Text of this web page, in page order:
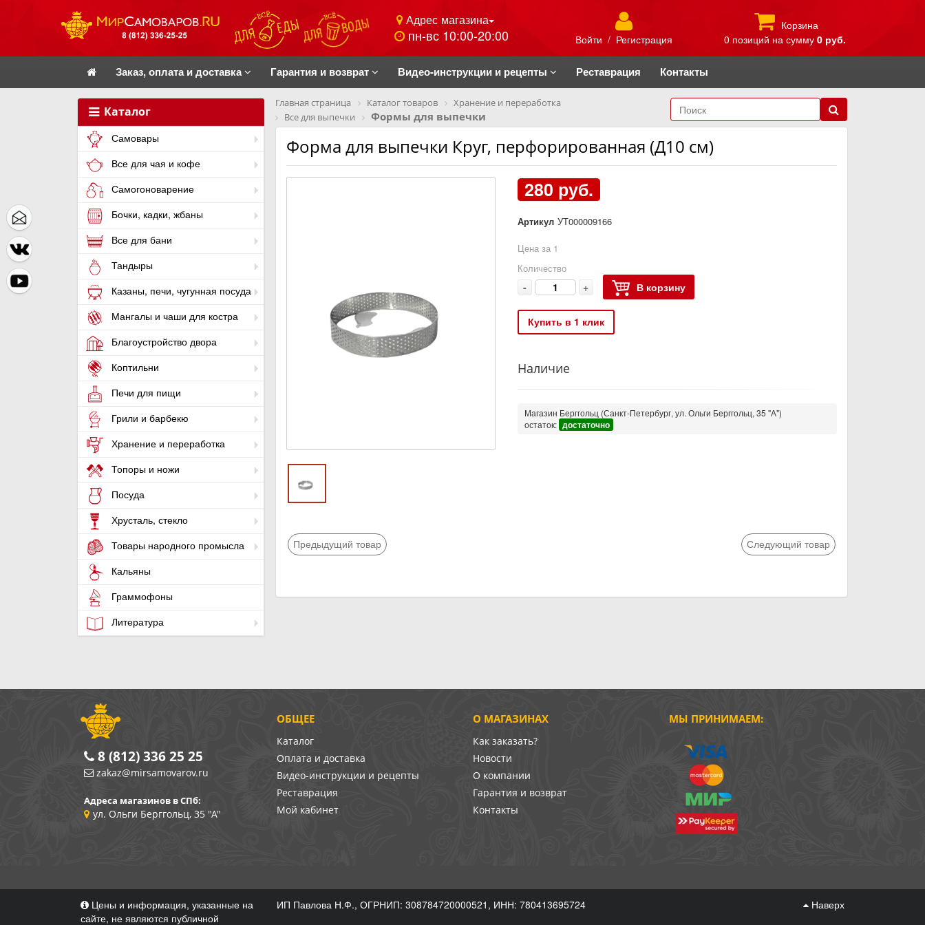
Адрес магазина
пн-вс 10:00-20:00 Войти / Регистрация
Корзина
0 позиций на сумму 0 руб.
Заказ, оплата и доставка Гарантия и возврат Видео-инструкции и рецепты Реставрация Контакты
Каталог
Самовары
Все для чая и кофе
Самогоноварение
Бочки, кадки, жбаны
Все для бани
Тандыры
Казаны, печи, чугунная посуда
Мангалы и чаши для костра
Благоустройство двора
Коптильни
Печи для пищи
Грили и барбекю
Хранение и переработка
Топоры и ножи
Посуда
Хрусталь, стекло
Товары народного промысла
Кальяны
Граммофоны
Литература
Главная страница Каталог товаров
Хранение и переработка
Все для выпечки
Формы для выпечки
Форма для выпечки Круг, перфорированная (Д10 см)
280 руб.
Артикул УТ000009166
Цена за 1
Количество
- + В корзину
Купить в 1 клик
Наличие
Магазин Берггольц (Санкт-Петербург, ул. Ольги Берггольц, 35 "А")
остаток: достаточно
Предыдущий товар Следующий товар
О МАГАЗИНАХ
Как заказать?
Новости
О компании
Гарантия и возврат
Контакты
ОБЩЕЕ
Каталог
Оплата и доставка
Видео-инструкции и рецепты
Реставрация
Мой кабинет
МЫ ПРИНИМАЕМ:
8 (812) 336 25 25
zakaz@mirsamovarov.ru
Адреса магазинов в СПб:
ул. Ольги Берггольц, 35 "А"
Цены и информация, указанные на
сайте, не являются публичной
ИП Павлова Н.Ф., ОГРНИП: 308784720000521, ИНН: 780413695724 Наверх